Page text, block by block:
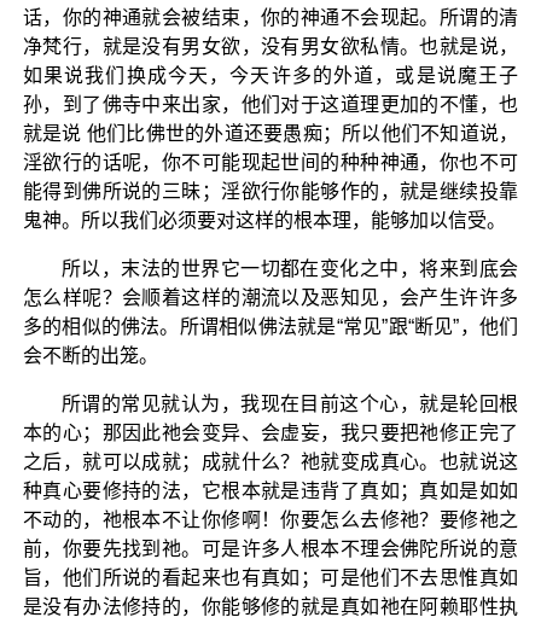
话，你的神通就会被结束，你的神通不会现起。所谓的清
净梵行，就是没有男女欲，没有男女欲私情。也就是说，
如果说我们换成今天，今天许多的外道，或是说魔王子
孙，到了佛寺中来出家，他们对于这道理更加的不懂，也
就是说 他们比佛世的外道还要愚痴；所以他们不知道说，
淫欲行的话呢，你不可能现起世间的种种神通，你也不可
能得到佛所说的三昧；淫欲行你能够作的，就是继续投靠
鬼神。所以我们必须要对这样的根本理，能够加以信受。
所以，末法的世界它一切都在变化之中，将来到底会
怎么样呢？会顺着这样的潮流以及恶知见，会产生许许多
多的相似的佛法。所谓相似佛法就是“常见”跟“断见”，他们
会不断的出笼。
所谓的常见就认为，我现在目前这个心，就是轮回根
本的心；那因此祂会变异、会虚妄，我只要把祂修正完了
之后，就可以成就；成就什么？祂就变成真心。也就说这
种真心要修持的法，它根本就是违背了真如；真如是如如
不动的，祂根本不让你修啊！你要怎么去修祂？要修祂之
前，你要先找到祂。可是许多人根本不理会佛陀所说的意
旨，他们所说的看起来也有真如；可是他们不去思惟真如
是没有办法修持的，你能够修的就是真如祂在阿赖耶性执